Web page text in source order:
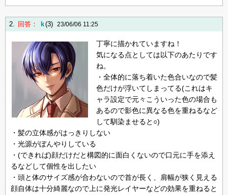
2. 回答： k(3) 23/06/06 11:25
丁寧に描かれていますね！
気になる点としては以下のあたりです
ね。
・全体的に落ち着いた色合いなので髪
色だけが浮いてしまってる(これはキ
ャラ設定で元々こういった色の場合も
あるので影色に異なる色を重ねるなど
して馴染ませると○)
・髪の立体感がはっきりしない
・光源がぼんやりしている
・(できれば)顔だけだと構図的に面白くないので口元に手を添え
るなどして個性を出したい
・頭と体のサイズ感が合わないので首が長く、肩幅が狭く見える
顔自体は十分綺麗なので上に発光レイヤーなどの効果を重ねると